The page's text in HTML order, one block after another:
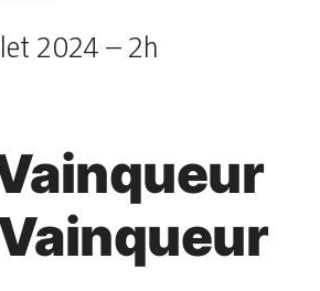
2024 – 2h
Vainqueur